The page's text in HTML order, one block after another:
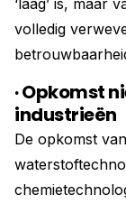
volledig
· Opkomst
industrieën
De opkomst